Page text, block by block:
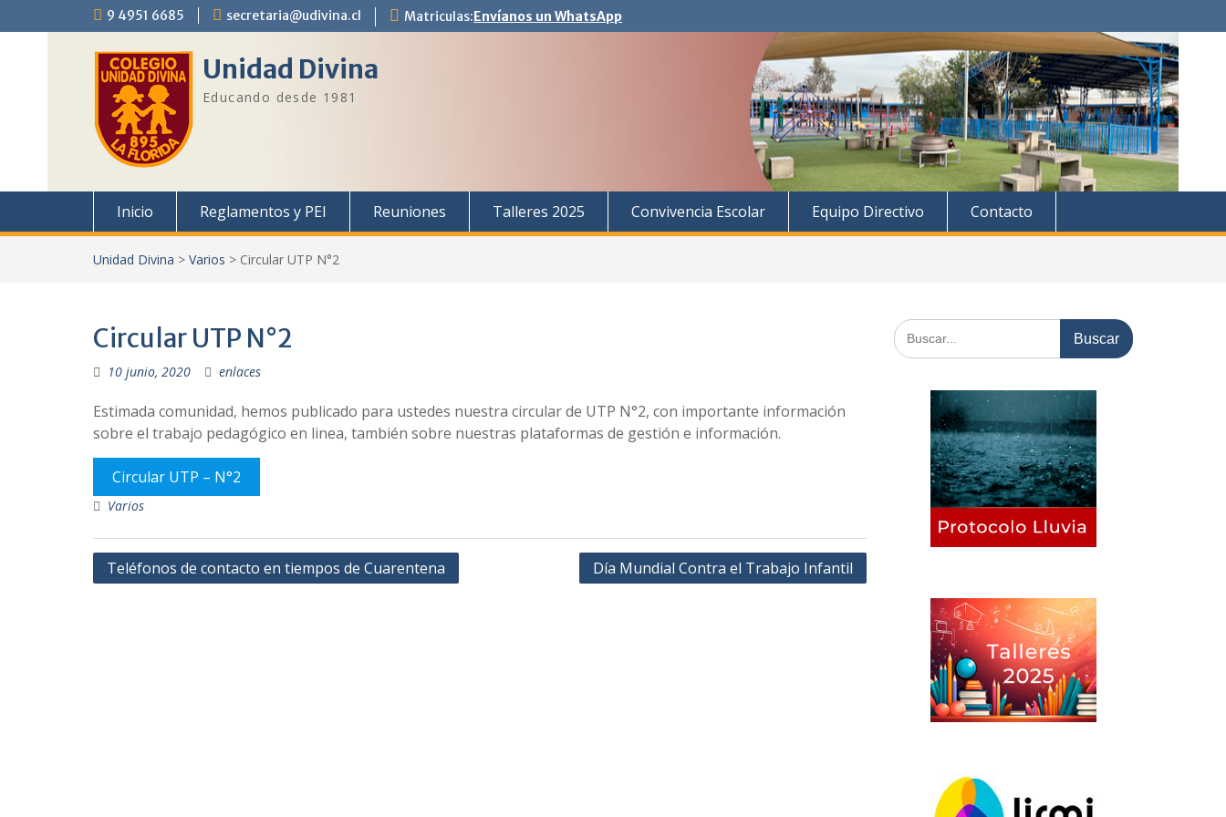
al
9 4951 6685 secretaria@udivina.cl Matriculas:Envíanos un WhatsApp
Unidad Divina
Educando desde 1981
Inicio Reglamentos y PEI Reuniones Talleres 2025 Convivencia Escolar Equipo Directivo Contacto
Unidad Divina > Varios > Circular UTP N°2
Circular UTP N°2
10 junio, 2020 enlaces
Estimada comunidad, hemos publicado para ustedes nuestra circular de UTP N°2, con importante información
sobre el trabajo pedagógico en linea, también sobre nuestras plataformas de gestión e información.
Circular UTP – N°2
Varios
Navegación
Teléfonos de contacto en tiempos de Cuarentena Día Mundial Contra el Trabajo Infantil
Buscar: